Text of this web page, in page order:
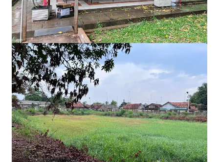
4.3 Ha Factory for Sale in Greater Bandung
Jl. Raya Sapan No.143, Bojongsoang, 40292, ID